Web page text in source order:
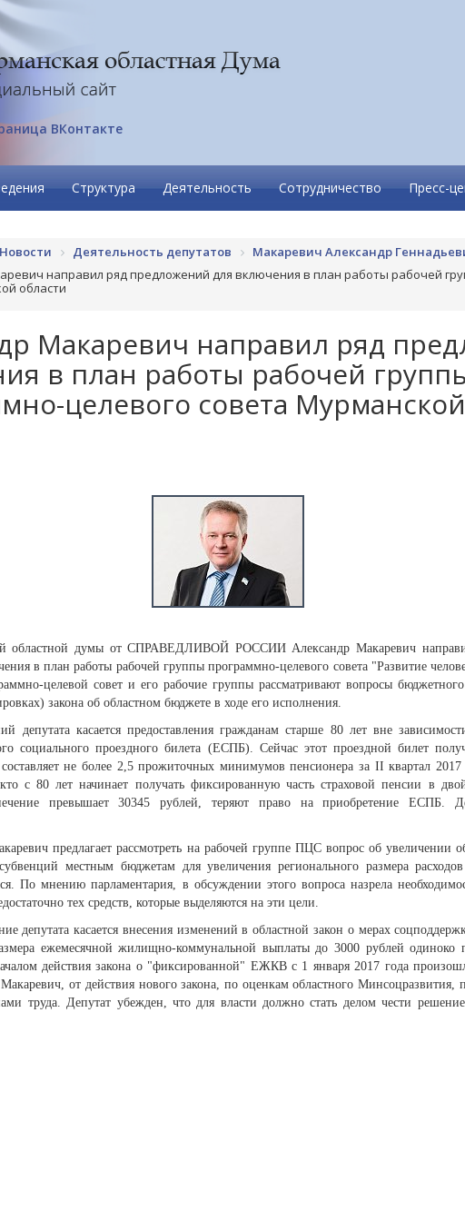
ВКонтакте
Структура Деятельность Сотрудничество Пресс-
Новости Деятельность депутатов
Макаревич Александр
направил ряд предложений для включения в план работы рабочей
области
Макаревич направил ряд
в план работы рабочей
целевого совета
областной думы от СПРАВЕДЛИВОЙ РОССИИ Александр Макаревич
в план работы рабочей группы программно-целевого совета "Развитие
целевой совет и его рабочие группы рассматривают вопросы
закона об областном бюджете в ходе его исполнения.
депутата касается предоставления гражданам старше 80 лет вне
социального проездного билета (ЕСПБ). Сейчас этот проездной билет
составляет не более 2,5 прожиточных минимумов пенсионера за II квартал
с 80 лет начинает получать фиксированную часть страховой пенсии в
превышает 30345 рублей, теряют право на приобретение ЕСПБ.
предлагает рассмотреть на рабочей группе ПЦС вопрос об увеличении
местным бюджетам для увеличения регионального размера
По мнению парламентария, в обсуждении этого вопроса назрела
тех средств, которые выделяются на эти цели.
депутата касается внесения изменений в областной закон о мерах
ежемесячной жилищно-коммунальной выплаты до 3000 рублей
действия закона о "фиксированной" ЕЖКВ с 1 января 2017 года
от действия нового закона, по оценкам областного Минсоцразвития,
труда. Депутат убежден, что для власти должно стать делом чести